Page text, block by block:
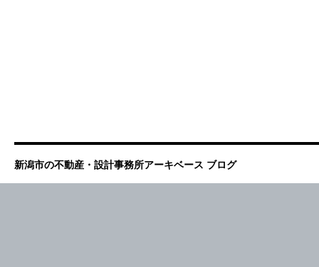
新潟市の不動産・設計事務所アーキベース ブログ